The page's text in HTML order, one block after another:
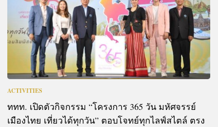
ACTIVITIES
ททท. เปิดตัวกิจกรรม “โครงการ 365 วัน มหัศจรรย์
เมืองไทย เที่ยวได้ทุกวัน” ตอบโจทย์ทุกไลฟ์สไตล์ ตรง